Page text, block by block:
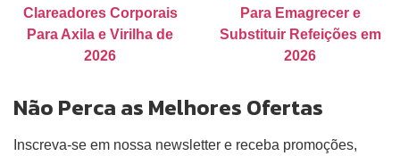
Clareadores Corporais
Para Axila e Virilha de
2026
Para Emagrecer e
Substituir Refeições em
2026
Não Perca as Melhores Ofertas
Inscreva-se em nossa newsletter e receba promoções,